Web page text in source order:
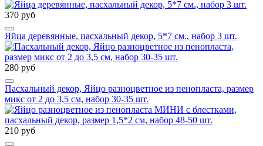
370 руб
Яйца деревянные, пасхальный декор, 5*7 см., набор 3 шт.
280 руб
Пасхальный декор, Яйцо разноцветное из пенопласта, размер
микс от 2 до 3,5 см, набор 30-35 шт.
210 руб